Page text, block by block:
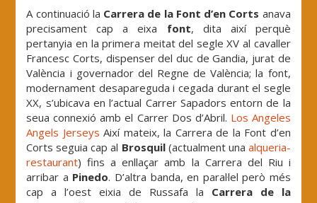
A continuació la Carrera de la Font d’en Corts anava
precisament cap a eixa font, dita així perquè
pertanyia en la primera meitat del segle XV al cavaller
Francesc Corts, dispenser del duc de Gandia, jurat de
València i governador del Regne de València; la font,
modernament desapareguda i cegada durant el segle
XX, s’ubicava en l’actual Carrer Sapadors entorn de la
seua connexió amb el Carrer Dos d’Abril. Los Angeles
Angels Jerseys Així mateix, la Carrera de la Font d’en
Corts seguia cap al Brosquil(actualment una alqueria-
restaurant) fins a enllaçar amb la Carrera del Riu i
arribar a Pinedo. D’altra banda, en paral·lel però més
cap a l’oest eixia de Russafa la Carrera de la